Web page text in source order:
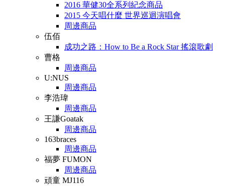
2016 華健30全系列紀念商品
2015 今天唱什麼 世界巡迴演唱會
周邊商品
伍佰
成功之路：How to Be a Rock Star 搖滾歌劇
曹格
周邊商品
U:NUS
周邊商品
李浩瑋
周邊商品
王謙Goatak
周邊商品
163braces
周邊商品
福夢 FUMON
周邊商品
頑童 MJ116